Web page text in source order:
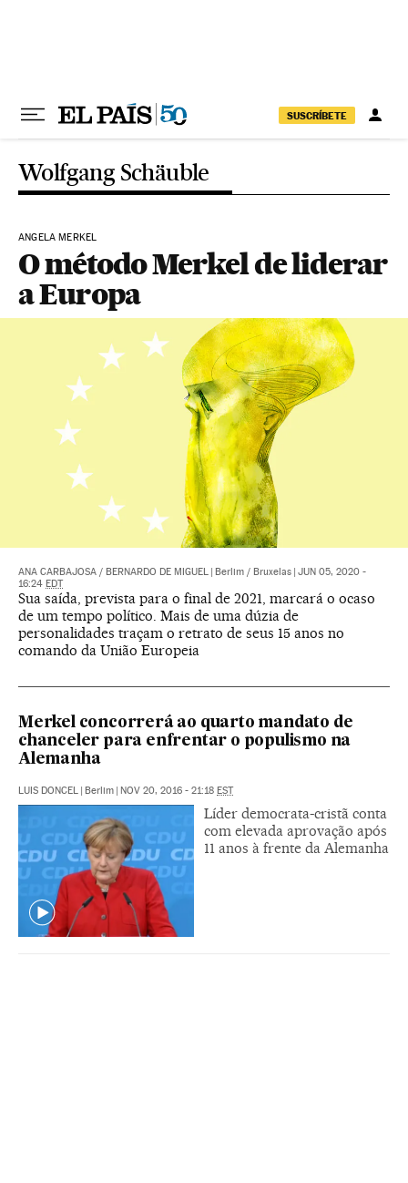
SUSCRÍBETE
Wolfgang Schäuble
ANGELA MERKEL
O método Merkel de liderar
a Europa
ANA CARBAJOSA / BERNARDO DE MIGUEL Berlim / Bruxelas JUN 05, 2020 -
16:24 EDT
Sua saída, prevista para o final de 2021, marcará o ocaso
de um tempo político. Mais de uma dúzia de
personalidades traçam o retrato de seus 15 anos no
comando da União Europeia
Merkel concorrerá ao quarto mandato de
chanceler para enfrentar o populismo na
Alemanha
LUIS DONCEL Berlim NOV 20, 2016 - 21:18 EST
Líder democrata-cristã conta
com elevada aprovação após
11 anos à frente da Alemanha